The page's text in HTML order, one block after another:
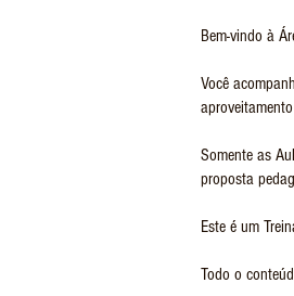
Bem-vindo à
Você
Somente as
proposta
Este é um
Todo o